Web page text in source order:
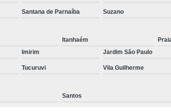
Tratamento para a Calvície
Tratamento para Calvície com
Tratamento para Calvície
Santana de Parnaíba Suzano
Itanhaém
Imirim Jardim São Paulo
Tucuruvi Vila Guilherme
Santos